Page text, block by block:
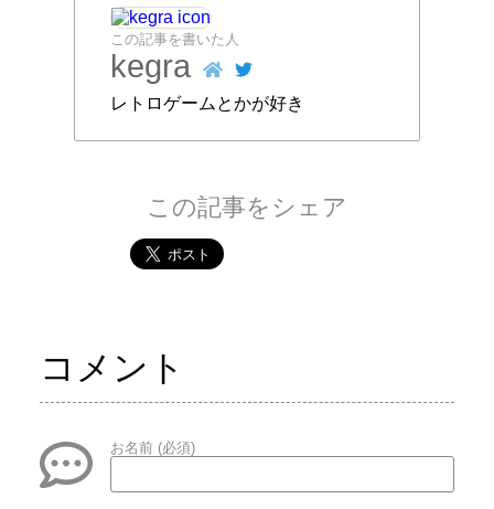
この記事を書いた人
kegra
レトロゲームとかが好き
この記事をシェア